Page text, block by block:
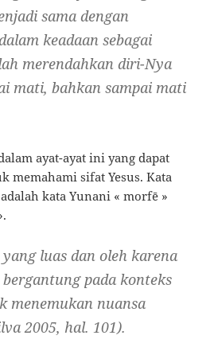
sama dengan
keadaan sebagai
merendahkan diri-Nya
mati, bahkan sampai mati
ayat-ayat ini yang dapat
memahami sifat Yesus. Kata
kata Yunani « morfē »
luas dan oleh karena
pada konteks
menemukan nuansa
2005, hal. 101).